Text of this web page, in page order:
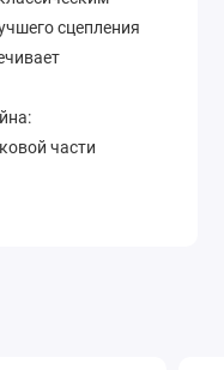
сцепления
части
уличный стиль